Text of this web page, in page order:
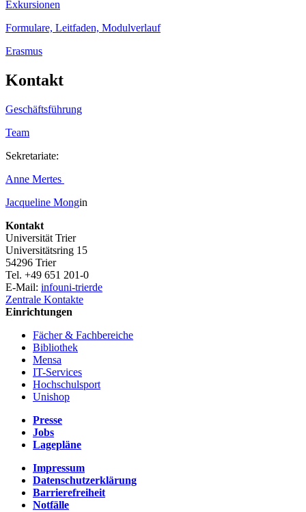
Exkursionen
Formulare, Leitfaden, Modulverlauf
Erasmus
Kontakt
Geschäftsführung
Team
Sekretariate:
Anne Mertes
Jacqueline Mongin
Kontakt
Universität Trier
Universitätsring 15
54296 Trier
Tel. +49 651 201-0
E-Mail: infouni-trierde
Zentrale Kontakte
Einrichtungen
Fächer & Fachbereiche
Bibliothek
Mensa
IT-Services
Hochschulsport
Unishop
Presse
Jobs
Lagepläne
Impressum
Datenschutzerklärung
Barrierefreiheit
Notfälle